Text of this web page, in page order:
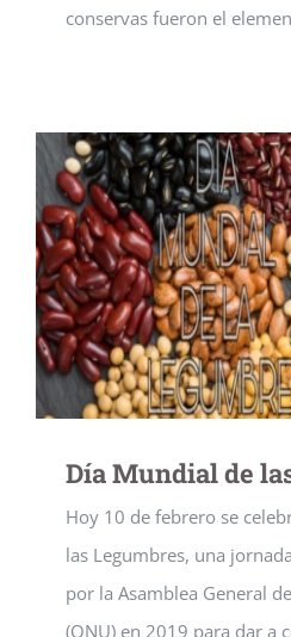
conservas fueron el
Día Mundial de
Hoy 10 de febrero se
las Legumbres, una
por la Asamblea General
(ONU) en 2019 para dar a